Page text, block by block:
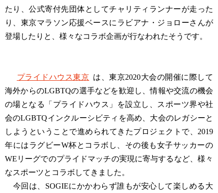
たり、公式寄付先団体としてチャリティランナーが走った
り、東京マラソン応援ベースにラビアナ・ジョローさんが
登場したりと、様々なコラボ企画が行なわれたそうです。
プライドハウス東京 は、東京2020大会の開催に際して
海外からのLGBTQの選手などを歓迎し、情報や交流の機会
の場となる「プライドハウス」を設立し、スポーツ界や社
会のLGBTQインクルーシビティを高め、大会のレガシーと
しようということで進められてきたプロジェクトで、2019
年にはラグビーW杯とコラボし、その後も女子サッカーの
WEリーグでのプライドマッチの実現に寄与するなど、様々
なスポーツとコラボしてきました。
今回は、SOGIEにかかわらず誰もが安心して楽しめる大